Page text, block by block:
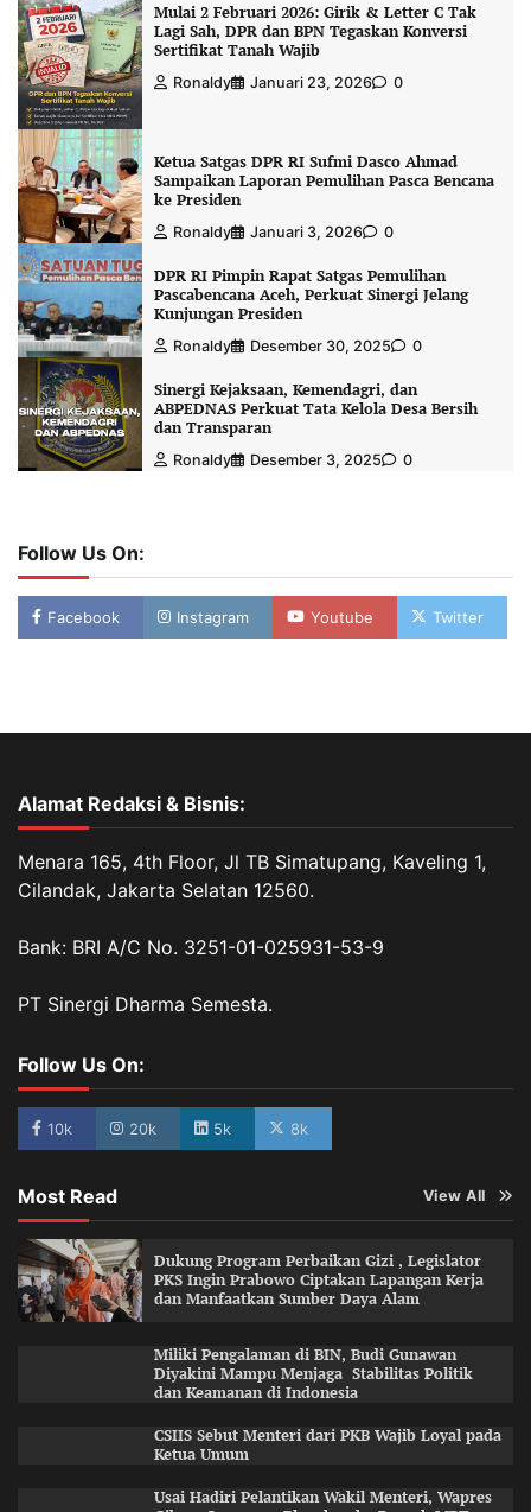
Mulai 2 Februari 2026: Girik & Letter C Tak
Lagi Sah, DPR dan BPN Tegaskan Konversi
Sertifikat Tanah Wajib
Ronaldy Januari 23, 2026 0
Ketua Satgas DPR RI Sufmi Dasco Ahmad
Sampaikan Laporan Pemulihan Pasca Bencana
ke Presiden
Ronaldy Januari 3, 2026 0
DPR RI Pimpin Rapat Satgas Pemulihan
Pascabencana Aceh, Perkuat Sinergi Jelang
Kunjungan Presiden
Ronaldy Desember 30, 2025 0
Sinergi Kejaksaan, Kemendagri, dan
ABPEDNAS Perkuat Tata Kelola Desa Bersih
dan Transparan
Ronaldy Desember 3, 2025 0
Follow Us On:
Facebook Instagram Youtube Twitter
Alamat Redaksi & Bisnis:
Menara 165, 4th Floor, Jl TB Simatupang, Kaveling 1,
Cilandak, Jakarta Selatan 12560.
Bank: BRI A/C No. 3251-01-025931-53-9
PT Sinergi Dharma Semesta.
Follow Us On:
10k 20k 5k 8k
Most Read View All
Dukung Program Perbaikan Gizi , Legislator
PKS Ingin Prabowo Ciptakan Lapangan Kerja
dan Manfaatkan Sumber Daya Alam
Miliki Pengalaman di BIN, Budi Gunawan
Diyakini Mampu Menjaga Stabilitas Politik
dan Keamanan di Indonesia
CSIIS Sebut Menteri dari PKB Wajib Loyal pada
Ketua Umum
Usai Hadiri Pelantikan Wakil Menteri, Wapres